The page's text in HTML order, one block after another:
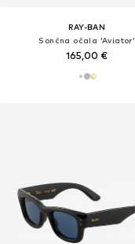
RAY-BAN
Sončna očala 'Aviator'
165,00 €